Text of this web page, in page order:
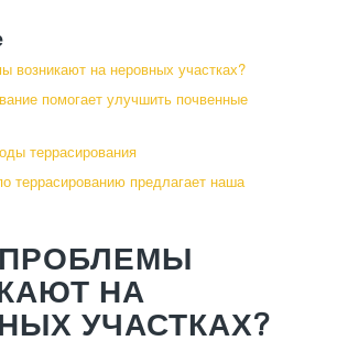
возникают на неровных участках?
помогает улучшить почвенные
террасирования
террасированию предлагает наша
НА
УЧАСТКАХ?